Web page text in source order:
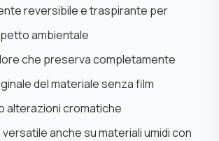
reversibile e traspirante per
ambientale
che preserva completamente
del materiale senza film
alterazioni cromatiche
anche su materiali umidi con